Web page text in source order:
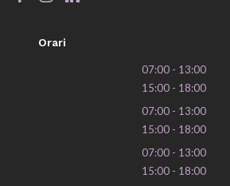
Orari
07:00 - 13:00
15:00 - 18:00
07:00 - 13:00
15:00 - 18:00
07:00 - 13:00
15:00 - 18:00